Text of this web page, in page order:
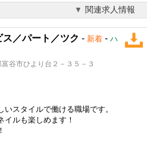
関連求人情報
／パート／ツク - 新着 - ハ
谷市ひより台２－３５－３
スタイルで働ける職場です。
ルも楽しめます！